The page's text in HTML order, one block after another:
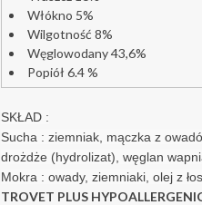
Włókno 5%
Wilgotność 8%
Węglowodany 43,6%
Popiół 6.4 %
SKŁAD :
Sucha : ziemniak, mączka z
drożdże (hydrolizat), węglan
Mokra : owady, ziemniaki, olej z
TROVET PLUS